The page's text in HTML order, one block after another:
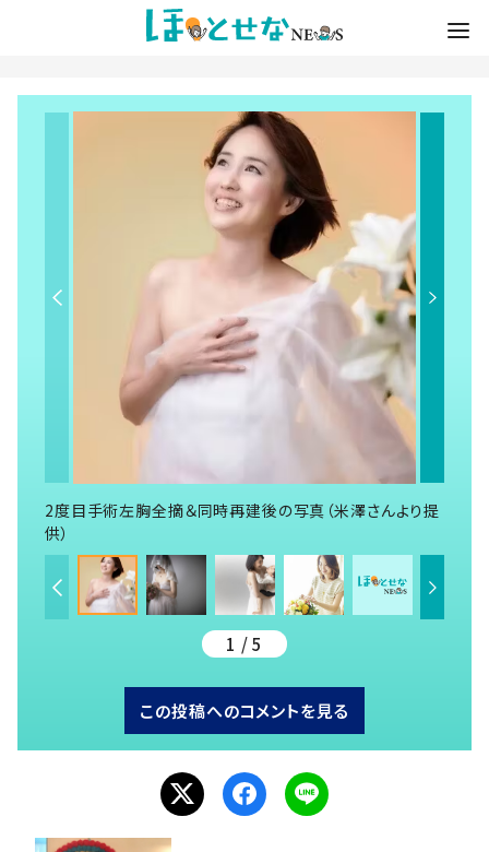
2度目手術左胸全摘＆同時再建後の写真（米澤さんより提
供）
1 / 5
この投稿へのコメントを見る